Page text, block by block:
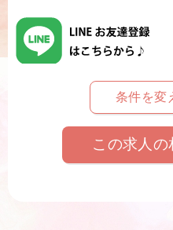
条件を変
この求人の